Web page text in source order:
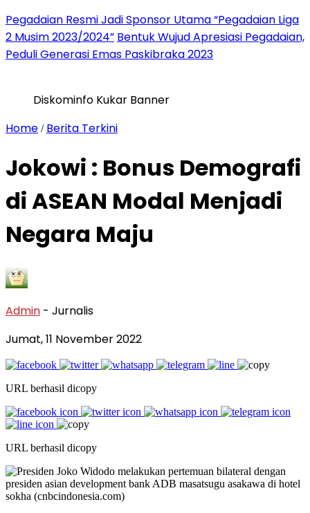
Pegadaian Resmi Jadi Sponsor Utama “Pegadaian Liga
2 Musim 2023/2024” Bentuk Wujud Apresiasi Pegadaian,
Peduli Generasi Emas Paskibraka 2023
Diskominfo Kukar Banner
Home / Berita Terkini
Jokowi : Bonus Demografi
di ASEAN Modal Menjadi
Negara Maju
Admin - Jurnalis
Jumat, 11 November 2022
URL berhasil dicopy
URL berhasil dicopy